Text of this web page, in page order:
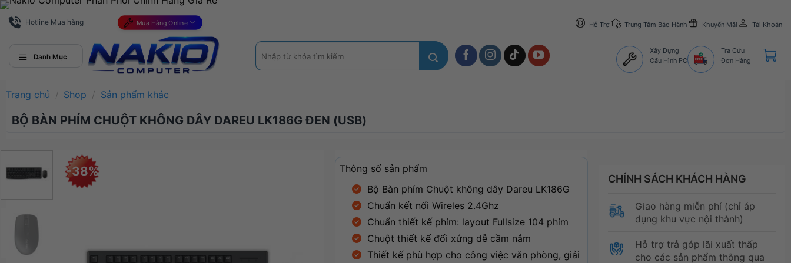
Bỏ
qua
Hotline Mua hàng Mua Hàng Online Hỗ Trợ Trung Tâm Bảo Hành Khuyến Mãi Tài Khoản
Danh Mục
Tìm
kiếm:
Xây Dựng
Cấu Hình PC
Tra Cứu
Đơn Hàng
Trang chủ / Shop / Sản phẩm khác
BỘ BÀN PHÍM CHUỘT KHÔNG DÂY DAREU LK186G ĐEN (USB)
-38%
Thông số sản phẩm
Bộ Bàn phím Chuột không dây Dareu LK186G
Chuẩn kết nối Wireles 2.4Ghz
Chuẩn thiết kế phím: layout Fullsize 104 phím
Chuột thiết kế đối xứng dễ cầm nắm
Thiết kế phù hợp cho công việc văn phòng, giải
CHÍNH SÁCH KHÁCH HÀNG
Giao hàng miễn phí (chỉ áp
dụng khu vực nội thành)
Hỗ trợ trả góp lãi xuất thấp
cho các sản phẩm thông qua